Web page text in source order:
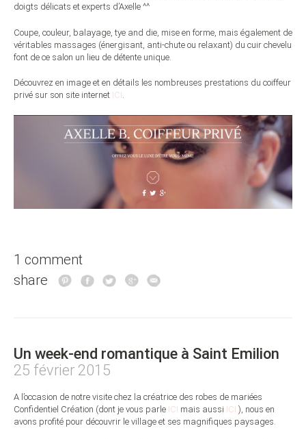
doigts délicats et experts d’Axelle ^^
Coupe, couleur, balayage, tye and die, mise en forme, mais également de
véritables massages (énergisant, anti-chute ou relaxant) du cuir chevelu
font de ce salon un lieu de détente unique.
Découvrez en image et en détails les nombreuses prestations du coiffeur
privé sur son site internet ICI.
1 comment
share
Un week-end romantique à Saint Emilion
25 février 2015
A l’occasion de notre visite chez la créatrice des robes de mariées
Confidentiel Création (dont je vous parle ICI mais aussi ICI ), nous en
avons profité pour découvrir le village et ses magnifiques paysages.